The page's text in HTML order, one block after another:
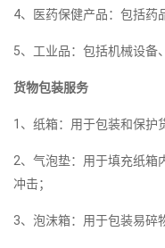
4、医药保健产品：包括药
5、工业品：包括机械设备
货物包装服务
1、纸箱：用于包装和保护
2、气泡垫：用于填充纸箱
冲击；
3、泡沫箱：用于包装易碎